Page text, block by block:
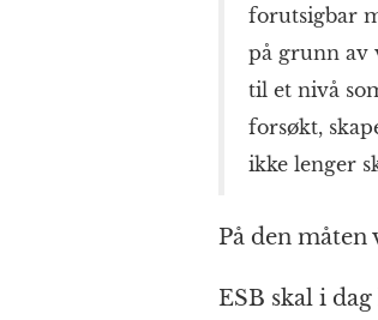
forutsigbar
på grunn av
til et nivå
forsøkt,
ikke lenger
På den
ESB skal i